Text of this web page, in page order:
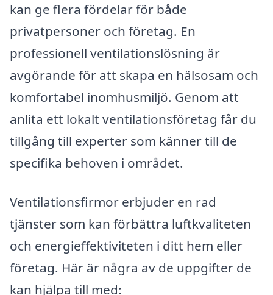
kan ge flera fördelar för både
privatpersoner och företag. En
professionell ventilationslösning är
avgörande för att skapa en hälsosam och
komfortabel inomhusmiljö. Genom att
anlita ett lokalt ventilationsföretag får du
tillgång till experter som känner till de
specifika behoven i området.
Ventilationsfirmor erbjuder en rad
tjänster som kan förbättra luftkvaliteten
och energieffektiviteten i ditt hem eller
företag. Här är några av de uppgifter de
kan hjälpa till med: